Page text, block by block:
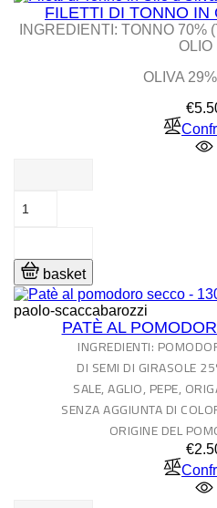
FILETTI DI TONNO IN
INGREDIENTI: TONNO
OLIO
OLIVA
basket
paolo-scaccabarozzi
PATÈ AL
INGREDIENTI:
DI SEMI DI GIRASOLE
SALE, AGLIO, PEPE,
SENZA AGGIUNTA DI
ORIGINE DEL